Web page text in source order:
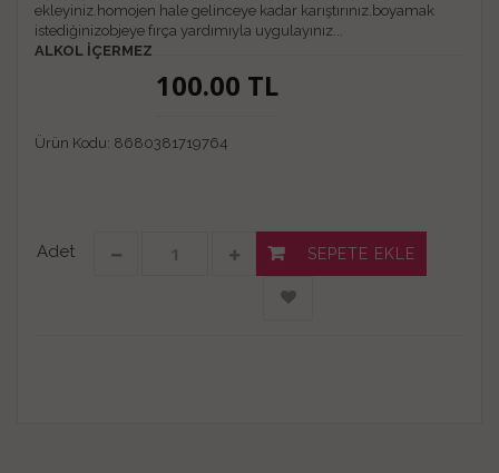
ekleyiniz.homojen hale gelinceye kadar karıştırınız.boyamak
istediğinizobjeye fırça yardımıyla uygulayınız...
ALKOL İÇERMEZ
100.00 TL
Ürün Kodu: 8680381719764
Adet SEPETE EKLE